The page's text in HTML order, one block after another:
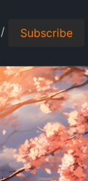
/ Subscribe